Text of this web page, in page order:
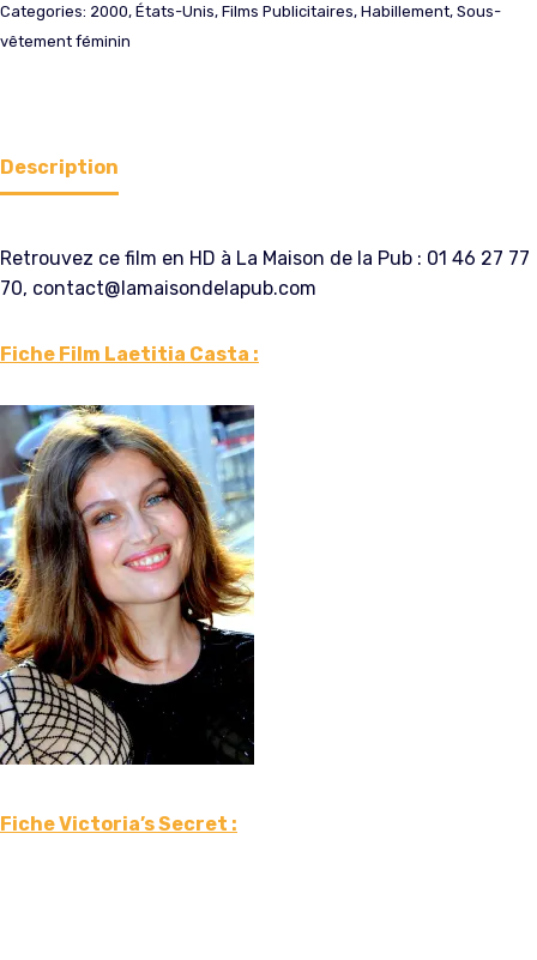
Categories: 2000, États-Unis, Films Publicitaires, Habillement, Sous-
vêtement féminin
Description
Retrouvez ce film en HD à La Maison de la Pub : 01 46 27 77
70, contact@lamaisondelapub.com
Fiche Film Laetitia Casta :
Fiche Victoria’s Secret :